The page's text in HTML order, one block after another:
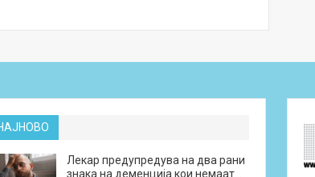
Лекар предупредува на два рани
знака на деменција кои немаат…